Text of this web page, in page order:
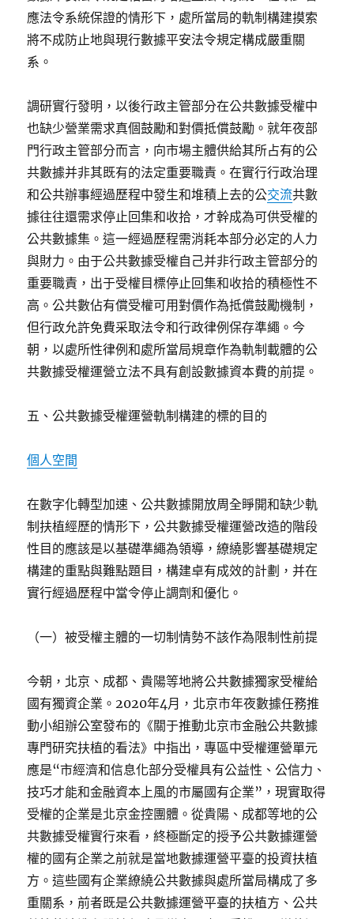
應法令系統保證的情形下，處所當局的軌制構建摸索
將不成防止地與現行數據平安法令規定構成嚴重關
系。
調研實行發明，以後行政主管部分在公共數據受權中
也缺少營業需求真個鼓勵和對價抵償鼓勵。就年夜部
門行政主管部分而言，向市場主體供給其所占有的公
共數據并非其既有的法定重要職責。在實行行政治理
和公共辦事經過歷程中發生和堆積上去的公交流共數
據往往還需求停止回集和收拾，才幹成為可供受權的
公共數據集。這一經過歷程需消耗本部分必定的人力
與財力。由于公共數據受權自己并非行政主管部分的
重要職責，出于受權目標停止回集和收拾的積極性不
高。公共數佔有償受權可用對價作為抵償鼓勵機制，
但行政允許免費采取法令和行政律例保存準繩。今
朝，以處所性律例和處所當局規章作為軌制載體的公
共數據受權運營立法不具有創設數據資本費的前提。
五、公共數據受權運營軌制構建的標的目的
個人空間
在數字化轉型加速、公共數據開放周全睜開和缺少軌
制扶植經歷的情形下，公共數據受權運營改造的階段
性目的應該是以基礎準繩為領導，繚繞影響基礎規定
構建的重點與難點題目，構建卓有成效的計劃，并在
實行經過歷程中當令停止調劑和優化。
（一）被受權主體的一切制情勢不該作為限制性前提
今朝，北京、成都、貴陽等地將公共數據獨家受權給
國有獨資企業。2020年4月，北京市年夜數據任務推
動小組辦公室發布的《關于推動北京市金融公共數據
專門研究扶植的看法》中指出，專區中受權運營單元
應是“市經濟和信息化部分受權具有公益性、公信力、
技巧才能和金融資本上風的市屬國有企業”，現實取得
受權的企業是北京金控團體。從貴陽、成都等地的公
共數據受權實行來看，終極斷定的授予公共數據運營
權的國有企業之前就是當地數據運營平臺的投資扶植
方。這些國有企業繚繞公共數據與處所當局構成了多
重關系，前者既是公共數據運營平臺的扶植方、公共